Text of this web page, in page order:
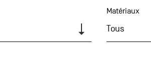
Matériaux
Tous